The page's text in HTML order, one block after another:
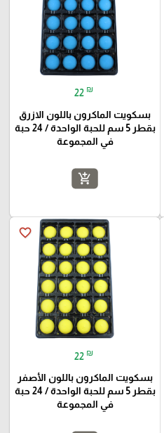
22 ₪
بسكويت الماكرون باللون الازرق
بقطر 5 سم للحبة الواحدة / 24 حبة
في المجموعة
add_shopping_cart
favorite_border
22 ₪
بسكويت الماكرون باللون الأصفر
بقطر 5 سم للحبة الواحدة / 24 حبة
في المجموعة